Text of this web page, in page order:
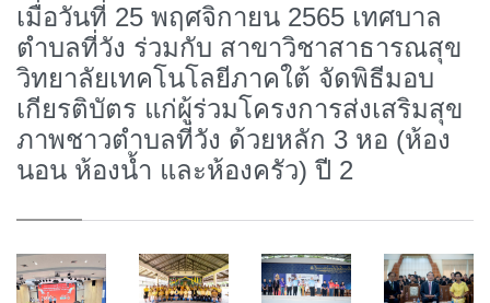
เมื่อวันที่ 25 พฤศจิกายน 2565 เทศบาล
ตำบลที่วัง ร่วมกับ สาขาวิชาสาธารณสุข
วิทยาลัยเทคโนโลยีภาคใต้ จัดพิธีมอบ
เกียรติบัตร แก่ผู้ร่วมโครงการส่งเสริมสุข
ภาพชาวตำบลที่วัง ด้วยหลัก 3 หอ (ห้อง
นอน ห้องน้ำ และห้องครัว) ปี 2